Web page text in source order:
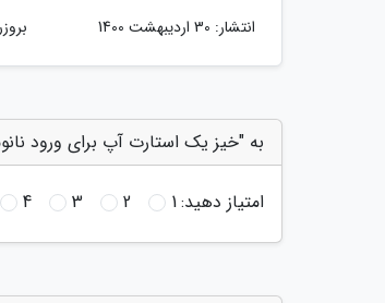
انتشار: 30 اردیبهشت 1400
به "خیز یک استارت آپ برای ورود
امتیاز دهید:1
2
3
4